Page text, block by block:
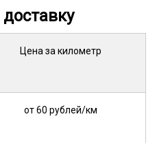
Цена за километр
от 60 рублей/км